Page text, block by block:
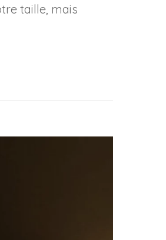
taille, mais